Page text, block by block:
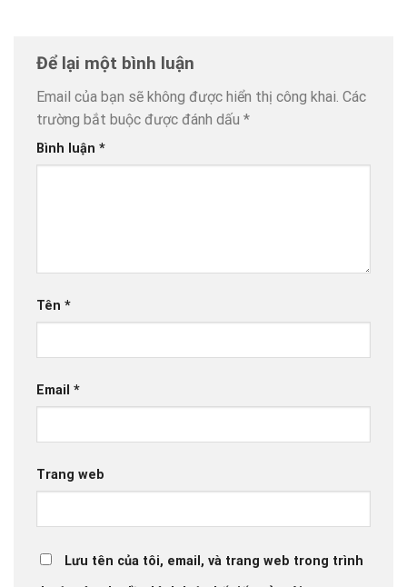
Để lại một bình luận
Email của bạn sẽ không được hiển thị công khai. Các
trường bắt buộc được đánh dấu *
Bình luận *
Tên *
Email *
Trang web
Lưu tên của tôi, email, và trang web trong trình